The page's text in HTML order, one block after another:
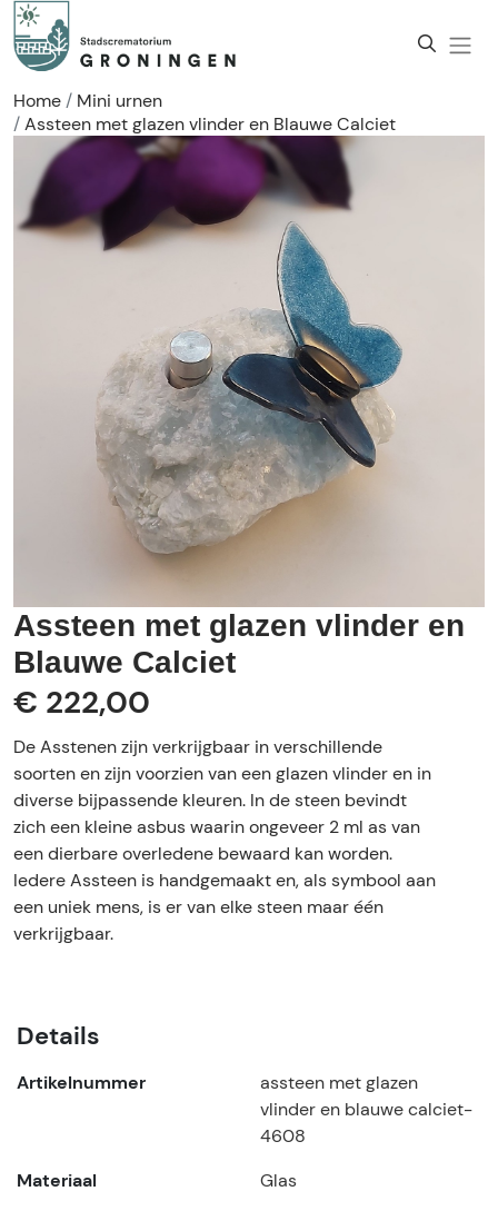
Home
Mini urnen
Assteen met glazen vlinder en Blauwe Calciet
Assteen met glazen vlinder en
Blauwe Calciet
€ 222,00
De Asstenen zijn verkrijgbaar in verschillende
soorten en zijn voorzien van een glazen vlinder en in
diverse bijpassende kleuren. In de steen bevindt
zich een kleine asbus waarin ongeveer 2 ml as van
een dierbare overledene bewaard kan worden.
Iedere Assteen is handgemaakt en, als symbool aan
een uniek mens, is er van elke steen maar één
verkrijgbaar.
Details
Artikelnummer
assteen met glazen
vlinder en blauwe calciet-
4608
Materiaal
Glas